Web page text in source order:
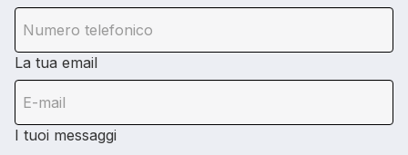
La tua email
I tuoi messaggi